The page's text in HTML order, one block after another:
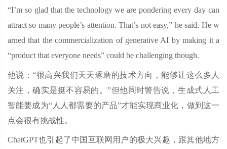
“I’m so glad that the technology we are pondering every day can
attract so many people’s attention. That’s not easy,” he said. He w
arned that the commercialization of generative AI by making it a
“product that everyone needs” could be challenging though.
他说：“很高兴我们天天琢磨的技术方向，能够让这么多人
关注，确实是挺不容易的。”但他同时警告说，生成式人工
智能要成为“人人都需要的产品”才能实现商业化，做到这一
点会很有挑战性。
ChatGPT也引起了中国互联网用户的极大兴趣，跟其他地方